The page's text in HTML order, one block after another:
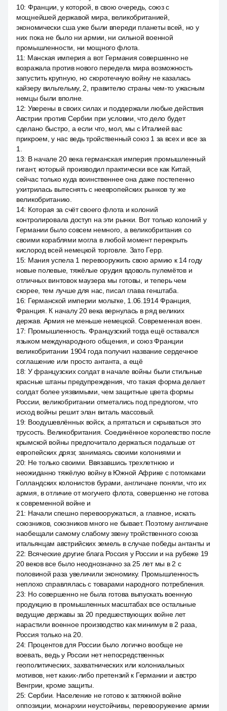
10: Франции, у которой, в свою очередь, союз с
мощнейшей державой мира, великобританией,
экономически сша уже были впереди планеты всей, но у
них пока не было ни армии, ни сильной военной
промышленности, ни мощного флота.
11: Манская империя а вот Германия совершенно не
возражала против нового передела мира возможность
запустить крупную, но скоротечную войну не казалась
кайзеру вильгельму, 2, правителю страны чем-то ужасным
немцы были вполне.
12: Уверены в своих силах и поддержали любые действия
Австрии против Сербии при условии, что дело будет
сделано быстро, а если что, мол, мы с Италией вас
прикроем, у нас ведь тройственный союз 1 за всех и все за
1.
13: В начале 20 века германская империя промышленный
гигант, который производил практически все как Китай,
сейчас только куда воинственнее она даже постепенно
ухитрилась вытеснять с неевропейских рынков ту же
великобританию.
14: Которая за счёт своего флота и колоний
контролировала доступ на эти рынки. Вот только колоний у
Германии было совсем немного, а великобритания со
своими кораблями могла в любой момент перекрыть
кислород всей немецкой торговле. Зато Герр.
15: Мания успела 1 перевооружить свою армию к 14 году
новые полевые, тяжёлые орудия вдоволь пулемётов и
отличных винтовок маузера мы готовы, и теперь чем
скорее, тем лучше для нас, писал глава генштаба.
16: Германской империи мольтке, 1.06.1914 Франция,
Франция. К началу 20 века вернулась в ряд великих
держав. Армия не меньше немецкой. Современная воен.
17: Промышленность. Французский тогда ещё оставался
языком международного общения, и союз Франции
великобритании 1904 года получил название сердечное
соглашение или просто антанта, а ещё
18: У французских солдат в начале войны были стильные
красные штаны предупреждения, что такая форма делает
солдат более уязвимыми, чем защитные цвета формы
России, великобритании отметались под предлогом, что
исход войны решит элан виталь массовый.
19: Воодушевлённых войск, а прятаться и скрываться это
трусость. Великобритания. Соединённое королевство после
крымской войны предпочитало держаться подальше от
европейских дрязг, занимаясь своими колониями и
20: Не только своими. Ввязавшись трехлетнюю и
неожиданно тяжёлую войну в Южной Африке с потомками
Голландских колонистов бурами, англичане поняли, что их
армия, в отличие от могучего флота, совершенно не готова
к современной войне и
21: Начали спешно перевооружаться, а главное, искать
союзников, союзников много не бывает. Поэтому англичане
наобещали самому слабому звену тройственного союза
итальянцам австрийских земель в случае победы антанты и
22: Всяческие другие блага Россия у России и на рубеже 19
20 веков все было неоднозначно за 25 лет мы в 2 с
половиной раза увеличили экономику. Промышленность
неплохо справлялась с товарами народного потребления.
23: Но совершенно не была готова выпускать военную
продукцию в промышленных масштабах все остальные
ведущие державы за 20 предшествующих войне лет
нарастили военное производство как минимум в 2 раза,
Россия только на 20.
24: Процентов для России было логично вообще не
воевать, ведь у России нет непосредственных
геополитических, захватнических или колониальных
мотивов, нет каких-либо претензий к Германии и австро
Венгрии, кроме защиты.
25: Сербии. Население не готово к затяжной войне
оппозиции, монархии неустойчивы, перевооружение армии